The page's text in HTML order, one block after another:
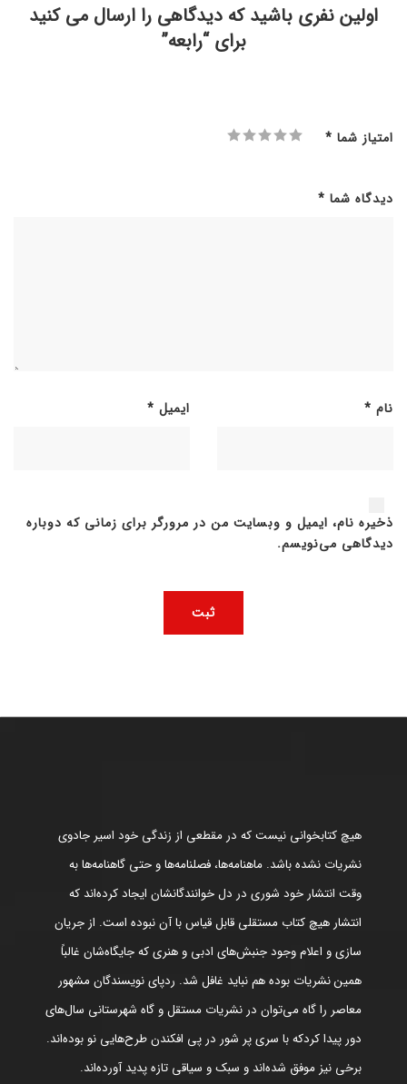
اولین نفری باشید که دیدگاهی را ارسال می کنید
برای “رابعه”
امتیاز شما *
دیدگاه شما *
نام * ایمیل *
ذخیره نام، ایمیل و وبسایت من در مرورگر برای زمانی که دوباره
دیدگاهی می‌نویسم.
هیچ کتابخوانی نیست که در مقطعی از زندگی خود اسیر جادوی
نشریات نشده باشد. ماهنامه‌ها، فصلنامه‌ها و حتی گاهنامه‌ها به
وقت انتشار خود شوری در دل خوانندگانشان ایجاد کرده‌اند که
انتشار هیچ کتاب مستقلی قابل قیاس با آن نبوده است. از جریان
سازی و اعلام وجود جنبش‌های ادبی و هنری که جایگاه‌شان غالباً
همین نشریات بوده هم نباید غافل شد. ردپای نویسندگان مشهور
معاصر را گاه می‌توان در نشریات مستقل و گاه شهرستانی سال‌های
دور پیدا کردکه با سری پر شور در پی افکندن طرح‌هایی نو بوده‌اند.
برخی نیز موفق شده‌اند و سبک و سیاقی تازه پدید آورده‌اند.